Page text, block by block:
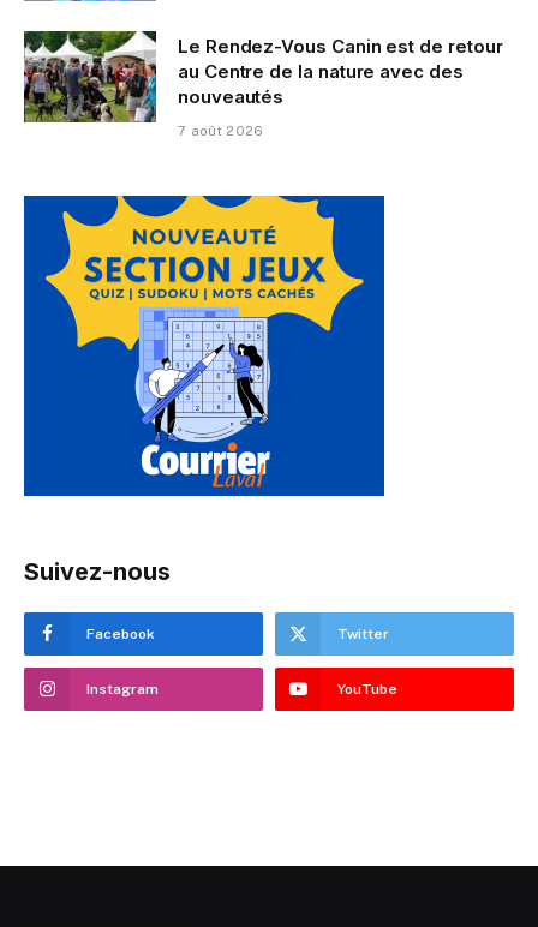
Le Rendez-Vous Canin est de retour
au Centre de la nature avec des
nouveautés
7 août 2026
Suivez-nous
Facebook Twitter
Instagram YouTube